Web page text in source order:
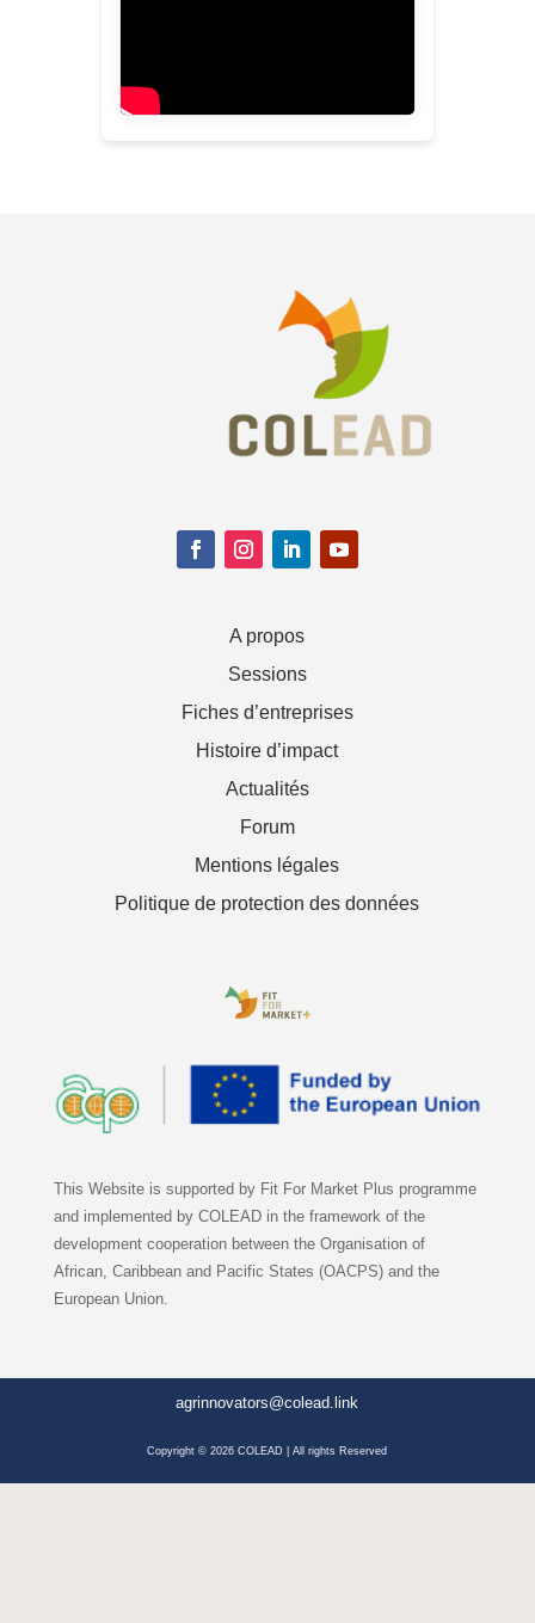
A propos
Sessions
Fiches d’entreprises
Histoire d’impact
Actualités
Forum
Mentions légales
Politique de protection des données
This Website is supported by Fit For Market Plus programme
and implemented by COLEAD in the framework of the
development cooperation between the Organisation of
African, Caribbean and Pacific States (OACPS) and the
European Union.
agrinnovators@colead.link
Copyright © 2026 COLEAD | All rights Reserved